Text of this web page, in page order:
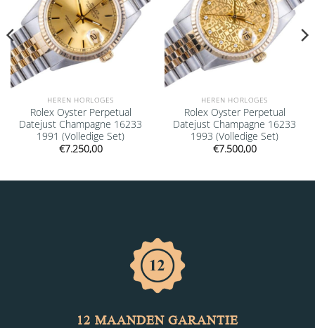
HEREN HORLOGES
Rolex Oyster Perpetual
Datejust Champagne 16233
1991 (Volledige Set)
€7.250,00
HEREN HORLOGES
Rolex Oyster Perpetual
Datejust Champagne 16233
1993 (Volledige Set)
€7.500,00
12 MAANDEN GARANTIE